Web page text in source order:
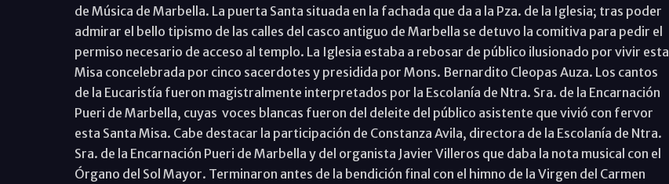
de Música de Marbella. La puerta Santa situada en la fachada que da a la Pza. de la Iglesia; tras poder
admirar el bello tipismo de las calles del casco antiguo de Marbella se detuvo la comitiva para pedir el
permiso necesario de acceso al templo. La Iglesia estaba a rebosar de público ilusionado por vivir esta
Misa concelebrada por cinco sacerdotes y presidida por Mons. Bernardito Cleopas Auza. Los cantos
de la Eucaristía fueron magistralmente interpretados por la Escolanía de Ntra. Sra. de la Encarnación
Pueri de Marbella, cuyas voces blancas fueron del deleite del público asistente que vivió con fervor
esta Santa Misa. Cabe destacar la participación de Constanza Avila, directora de la Escolanía de Ntra.
Sra. de la Encarnación Pueri de Marbella y del organista Javier Villeros que daba la nota musical con el
Órgano del Sol Mayor. Terminaron antes de la bendición final con el himno de la Virgen del Carmen